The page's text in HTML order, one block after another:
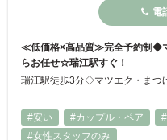
電
≪低価格×高品質≫完全予約制◆
らお任せ☆瑞江駅すぐ！
#安い
#カップル・ペア
#女性スタッフのみ